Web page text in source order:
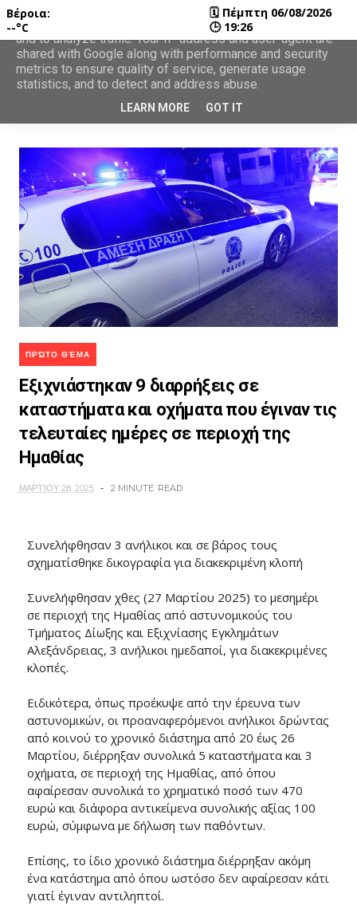
ΠΡΏΤΟ ΘΈΜΑ
Εξιχνιάστηκαν 9 διαρρήξεις σε
καταστήματα και οχήματα που έγιναν τις
τελευταίες ημέρες σε περιοχή της
Ημαθίας
ΜΑΡΤΊΟΥ 28, 2025 2 MINUTE READ
Συνελήφθησαν 3 ανήλικοι και σε βάρος τους
σχηματίσθηκε δικογραφία για διακεκριμένη κλοπή
Συνελήφθησαν χθες (27 Μαρτίου 2025) το μεσημέρι
σε περιοχή της Ημαθίας από αστυνομικούς του
Τμήματος Δίωξης και Εξιχνίασης Εγκλημάτων
Αλεξάνδρειας, 3 ανήλικοι ημεδαποί, για διακεκριμένες
κλοπές.
Ειδικότερα, όπως προέκυψε από την έρευνα των
αστυνομικών, οι προαναφερόμενοι ανήλικοι δρώντας
από κοινού το χρονικό διάστημα από 20 έως 26
Μαρτίου, διέρρηξαν συνολικά 5 καταστήματα και 3
οχήματα, σε περιοχή της Ημαθίας, από όπου
αφαίρεσαν συνολικά το χρηματικό ποσό των 470
ευρώ και διάφορα αντικείμενα συνολικής αξίας 100
ευρώ, σύμφωνα με δήλωση των παθόντων.
Επίσης, το ίδιο χρονικό διάστημα διέρρηξαν ακόμη
ένα κατάστημα από όπου ωστόσο δεν αφαίρεσαν κάτι
γιατί έγιναν αντιληπτοί.
Βέροια:
--°C
🗓 Πέμπτη 06/08/2026
🕒 19:26
This site uses cookies from Google to deliver its services
and to analyze traffic. Your IP address and user-agent are
shared with Google along with performance and security
metrics to ensure quality of service, generate usage
statistics, and to detect and address abuse.
LEARN MORE GOT IT